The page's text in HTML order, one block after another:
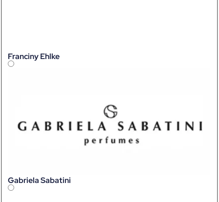
Franciny Ehlke
Gabriela Sabatini